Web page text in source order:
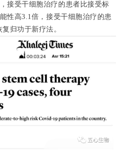
接受干细胞治疗的患者比接受标
性高3.1倍，接受干细胞治疗的患
归功于新疗法。